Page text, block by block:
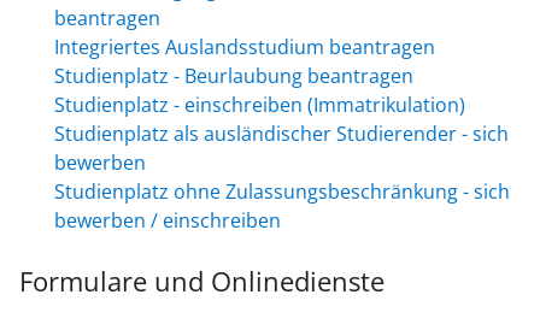
beantragen
Integriertes Auslandsstudium beantragen
Studienplatz - Beurlaubung beantragen
Studienplatz - einschreiben (Immatrikulation)
Studienplatz als ausländischer Studierender - sich
bewerben
Studienplatz ohne Zulassungsbeschränkung - sich
bewerben / einschreiben
Formulare und Onlinedienste